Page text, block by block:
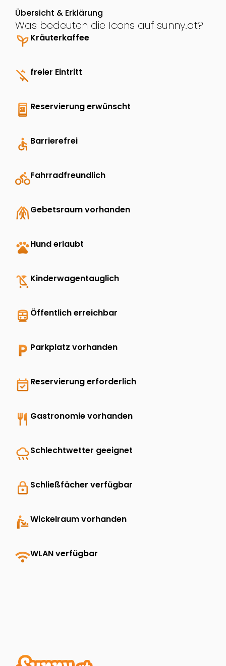
Übersicht & Erklärung
Was bedeuten die Icons auf sunny.at?
psychiatryKräuterkaffee
money_off freier Eintritt
book_online Reservierung erwünscht
accessible Barrierefrei
directions_bikeFahrradfreundlich
folded_handsGebetsraum vorhanden
petsHund erlaubt
child_friendly Kinderwagentauglich
directions_transit Öffentlich erreichbar
local_parking Parkplatz vorhanden
event_availableReservierung erforderlich
restaurant Gastronomie vorhanden
rainySchlechtwetter geeignet
lock Schließfächer verfügbar
baby_changing_stationWickelraum vorhanden
wifiWLAN verfügbar